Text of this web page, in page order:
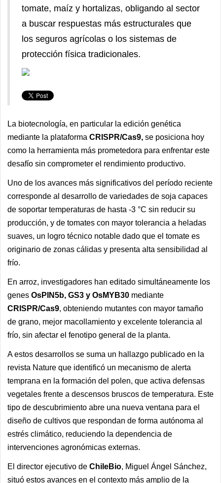
tomate, maíz y hortalizas, obligando al sector
a buscar respuestas más estructurales que
los seguros agrícolas o los sistemas de
protección física tradicionales.
La biotecnología, en particular la edición genética
mediante la plataforma CRISPR/Cas9, se posiciona hoy
como la herramienta más prometedora para enfrentar este
desafío sin comprometer el rendimiento productivo.
Uno de los avances más significativos del período reciente
corresponde al desarrollo de variedades de soja capaces
de soportar temperaturas de hasta -3 °C sin reducir su
producción, y de tomates con mayor tolerancia a heladas
suaves, un logro técnico notable dado que el tomate es
originario de zonas cálidas y presenta alta sensibilidad al
frío.
En arroz, investigadores han editado simultáneamente los
genes OsPIN5b, GS3 y OsMYB30 mediante
CRISPR/Cas9, obteniendo mutantes con mayor tamaño
de grano, mejor macollamiento y excelente tolerancia al
frío, sin afectar el fenotipo general de la planta.
A estos desarrollos se suma un hallazgo publicado en la
revista Nature que identificó un mecanismo de alerta
temprana en la formación del polen, que activa defensas
vegetales frente a descensos bruscos de temperatura. Este
tipo de descubrimiento abre una nueva ventana para el
diseño de cultivos que respondan de forma autónoma al
estrés climático, reduciendo la dependencia de
intervenciones agronómicas externas.
El director ejecutivo de ChileBio, Miguel Ángel Sánchez,
situó estos avances en el contexto más amplio de la